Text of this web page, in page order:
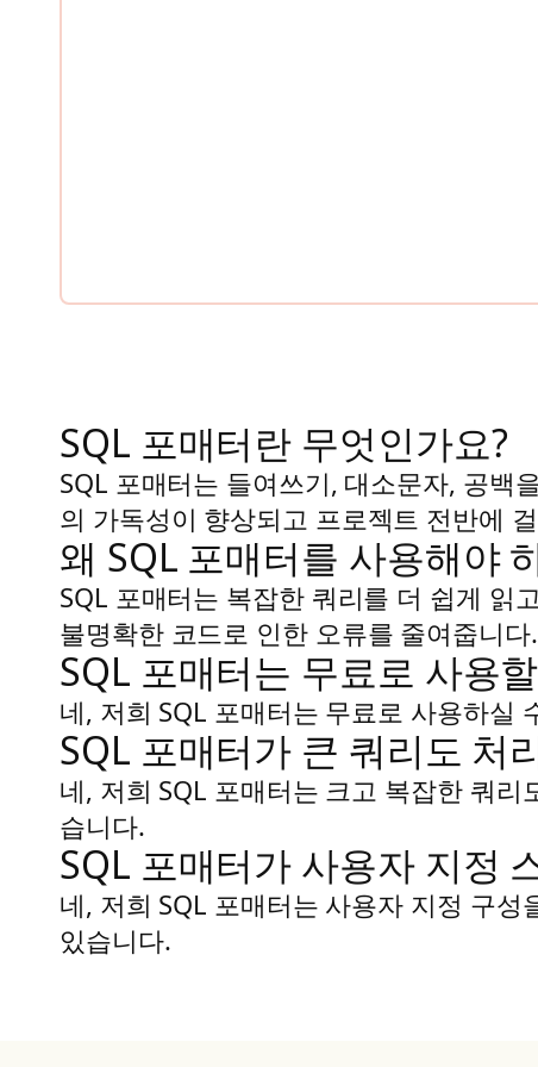
SQL 포매터란 무엇인가요?
SQL 포매터는 들여쓰기, 대소문자, 공백
의 가독성이 향상되고 프로젝트 전반에
왜 SQL 포매터를 사용해야
SQL 포매터는 복잡한 쿼리를 더 쉽게 읽
불명확한 코드로 인한 오류를 줄여줍니다.
SQL 포매터는 무료로 사용
네, 저희 SQL 포매터는 무료로 사용하실
SQL 포매터가 큰 쿼리도 처
네, 저희 SQL 포매터는 크고 복잡한 쿼
습니다.
SQL 포매터가 사용자 지정
네, 저희 SQL 포매터는 사용자 지정 구
있습니다.